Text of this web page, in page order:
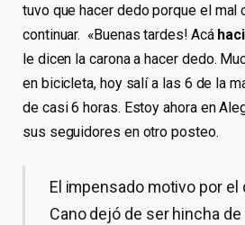
tuvo que hacer dedo porque el mal
continuar. «Buenas tardes! Acá
le dicen la carona a hacer dedo.
en bicicleta, hoy salí a las 6 de la
de casi 6 horas. Estoy ahora en
sus seguidores en otro posteo.
El impensado motivo por el
Cano dejó de ser hincha de